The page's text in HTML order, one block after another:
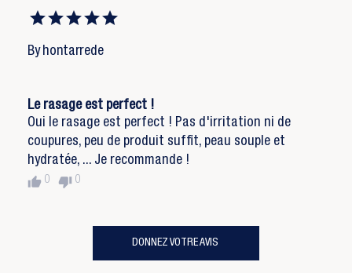
By hontarrede
Le rasage est perfect !
Oui le rasage est perfect ! Pas d'irritation ni de
coupures, peu de produit suffit, peau souple et
hydratée, ... Je recommande !
thumb_up 0 thumb_down 0
DONNEZ VOTRE AVIS